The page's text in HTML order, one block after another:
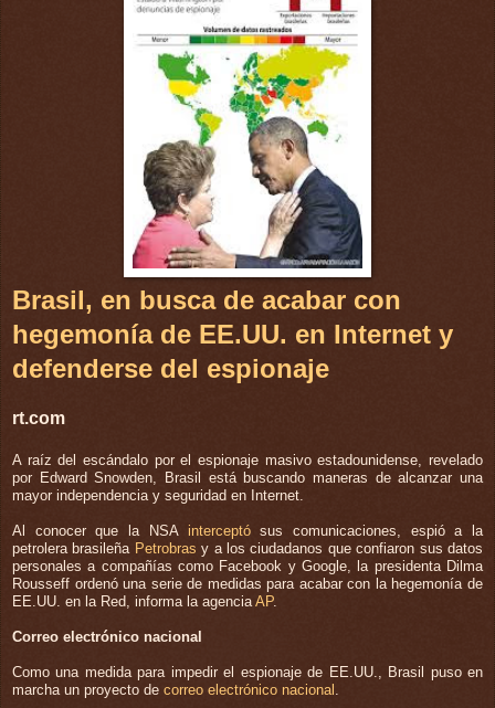
Brasil, en busca de acabar con
hegemonía de EE.UU. en Internet y
defenderse del espionaje
rt.com
A raíz del escándalo por el espionaje masivo estadounidense, revelado
por Edward Snowden, Brasil está buscando maneras de alcanzar una
mayor independencia y seguridad en Internet.
Al conocer que la NSA interceptósus comunicaciones, espió a la
petrolera brasileña Petrobrasy a los ciudadanos que confiaron sus datos
personales a compañías como Facebook y Google, la presidenta Dilma
Rousseff ordenó una serie de medidas para acabar con la hegemonía de
EE.UU. en la Red, informa la agencia AP.
Correo electrónico nacional
Como una medida para impedir el espionaje de EE.UU., Brasil puso en
marcha un proyecto de correo electrónico nacional